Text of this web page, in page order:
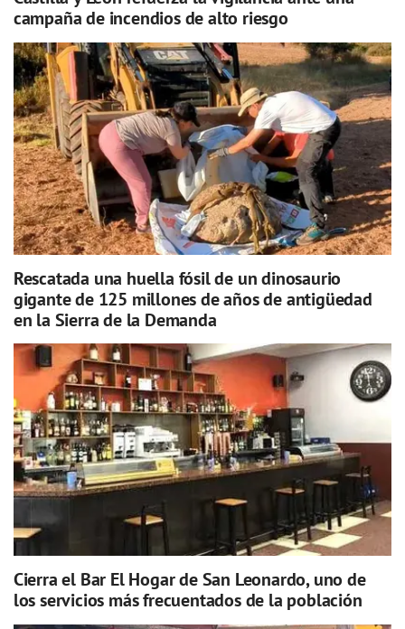
campaña de incendios de alto riesgo
Rescatada una huella fósil de un dinosaurio
gigante de 125 millones de años de antigüedad
en la Sierra de la Demanda
Cierra el Bar El Hogar de San Leonardo, uno de
los servicios más frecuentados de la población